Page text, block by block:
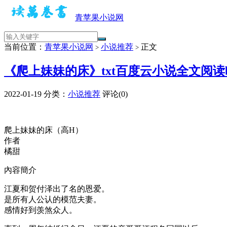
青苹果小说网
当前位置： 青苹果小说网 > 小说推荐 > 正文
《爬上妹妹的床》txt百度云小说全文阅
2022-01-19 分类： 小说推荐 评论(0)
爬上妹妹的床（高H）
作者
橘甜
內容簡介
江夏和贺付泽出了名的恩爱。
是所有人公认的模范夫妻。
感情好到羡煞众人。